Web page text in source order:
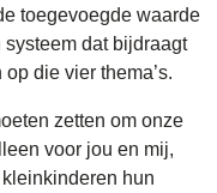
toegevoegde waarde
dat bijdraagt
die vier thema’s.
zetten om onze
voor jou en mij,
hun